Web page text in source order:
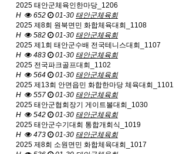
2025 태안군체육인한마당_1206
H
652 01-30 태안군체육회
2025 제8회 원북면민 화합체육대회_1108
H
582 01-30 태안군체육회
2025 제1회 태안군수배 전국테니스대회_1107
H
483 01-30 태안군체육회
2025 전국파크골프대회_1102
H
564 01-30 태안군체육회
2025 제13회 안면읍민 화합한마당 체육대회_1101
H
557 01-30 태안군체육회
2025 태안군협회장기 게이트볼대회_1030
H
542 01-30 태안군체육회
2025 태안군수기대회 통합개회식_1019
H
473 01-30 태안군체육회
2025 제8회 소원면민 화합체육대회_1017